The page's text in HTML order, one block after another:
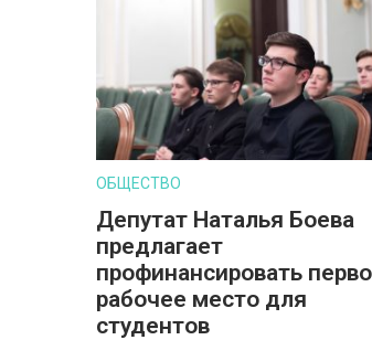
ОБЩЕСТВО
Депутат Наталья Боева
предлагает
профинансировать
рабочее место для
студентов